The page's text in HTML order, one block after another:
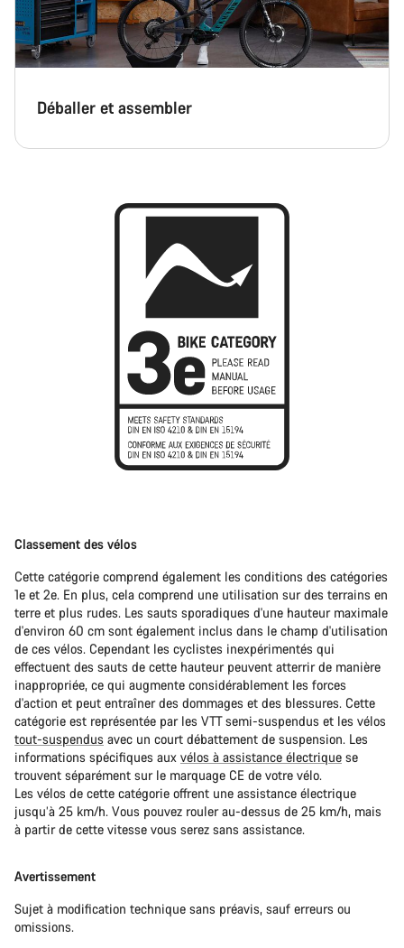
Déballer et assembler
Classement des vélos
Cette catégorie comprend également les conditions des catégories
1e et 2e. En plus, cela comprend une utilisation sur des terrains en
terre et plus rudes. Les sauts sporadiques d'une hauteur maximale
d'environ 60 cm sont également inclus dans le champ d'utilisation
de ces vélos. Cependant les cyclistes inexpérimentés qui
effectuent des sauts de cette hauteur peuvent atterrir de manière
inappropriée, ce qui augmente considérablement les forces
d'action et peut entraîner des dommages et des blessures. Cette
catégorie est représentée par les VTT semi-suspendus et les vélos
tout-suspendus avec un court débattement de suspension. Les
informations spécifiques aux vélos à assistance électrique se
trouvent séparément sur le marquage CE de votre vélo.
Les vélos de cette catégorie offrent une assistance électrique
jusqu’à 25 km/h. Vous pouvez rouler au-dessus de 25 km/h, mais
à partir de cette vitesse vous serez sans assistance.
Avertissement
Sujet à modification technique sans préavis, sauf erreurs ou
omissions.